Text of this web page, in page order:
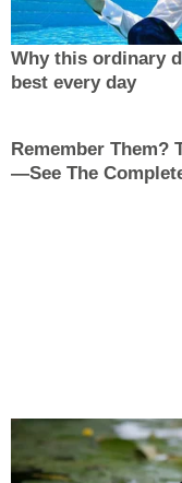
Why this ordinary
best every day
Remember Them?
—See The